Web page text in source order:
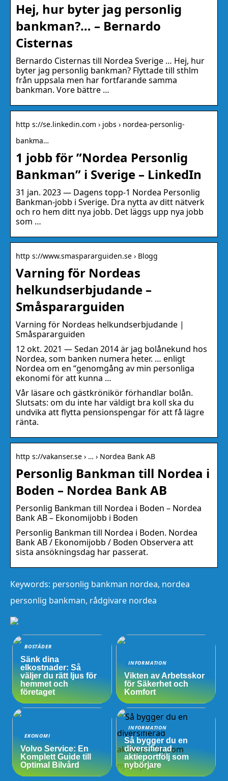
Hej, hur byter jag personlig
bankman?… – Bernardo
Cisternas
‎Bernardo Cisternas‎ till Nordea Sverige … Hej, hur
byter jag personlig bankman? Flyttade till sthlm
från uppsala men har fortfarande samma
bankman. Vore bättre …
http s://se.linkedin.com › jobs › nordea-personlig-
bankma…
1 jobb för ”Nordea Personlig
Bankman” i Sverige – LinkedIn
31 jan. 2023 — Dagens topp-1 Nordea Personlig
Bankman-jobb i Sverige. Dra nytta av ditt nätverk
och ro hem ditt nya jobb. Det läggs upp nya jobb
som …
http s://www.smaspararguiden.se › Blogg
Varning för Nordeas
helkundserbjudande –
Småspararguiden
Varning för Nordeas helkundserbjudande |
Småspararguiden
12 okt. 2021 — Sedan 2014 är jag bolånekund hos
Nordea, som banken numera heter. … enligt
Nordea om en “genomgång av min personliga
ekonomi för att kunna …
Vår läsare och gästkrönikör förhandlar bolån.
Slutsats: om du inte har väldigt bra koll ska du
undvika att flytta pensionspengar för att få lägre
ränta.
http s://vakanser.se › … › Nordea Bank AB
Personlig Bankman till Nordea i
Boden – Nordea Bank AB
Personlig Bankman till Nordea i Boden – Nordea
Bank AB – Ekonomijobb i Boden
Personlig Bankman till Nordea i Boden. Nordea
Bank AB / Ekonomijobb / Boden Observera att
sista ansökningsdag har passerat.
Keywords: personlig bankman nordea, nordea
personlig bankman, rådgivare nordea
BOSTÄDER
Sänk dina
elkostnader: Så
väljer du rätt ljus för
hemmet och
företaget
INFORMATION
Vikten av Arbetsskor
för Säkerhet och
Komfort
EKONOMI
Volvo Service: En
Komplett Guide till
Optimal Bilvård
INFORMATION
Så bygger du en
diversifierad
aktieportfölj som
nybörjare